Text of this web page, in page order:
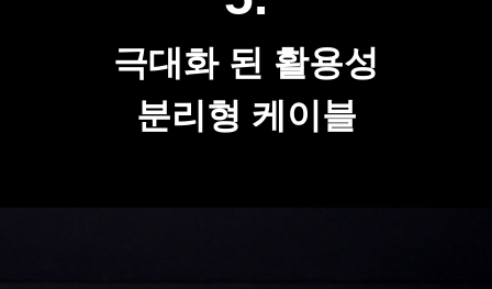
최대 2A 입출력을 지원해 빠른 충전이 가능합니다.
어댑터에 연결한 듯 스마트폰 뿐만 아니라 다양한
스마트기기를 빠르게 충전할 수 있습니다.​ ​